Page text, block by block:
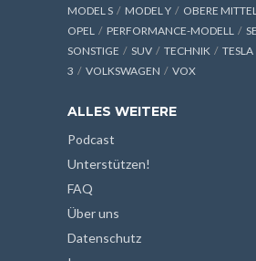
MODEL S
MODEL Y
OBERE
OPEL
PERFORMANCE-MODELL
SONSTIGE
SUV TECHNIK TESLA
3
VOLKSWAGEN VOX
ALLES WEITERE
Podcast
Unterstützen!
FAQ
Über uns
Datenschutz